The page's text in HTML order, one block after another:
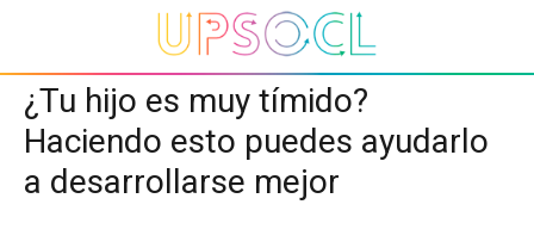
¿Tu hijo es muy tímido?
Haciendo esto puedes ayudarlo
a desarrollarse mejor